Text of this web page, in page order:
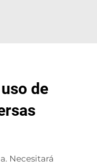
de
Necesitará